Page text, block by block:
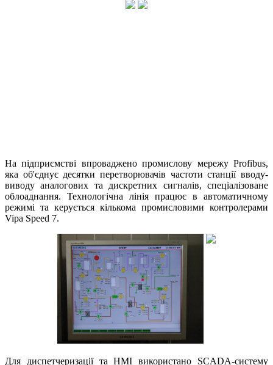
На підприємстві впроваджено промислову мережу Profibus,
яка об'єднує десятки перетворювачів частоти станції вводу-
виводу аналогових та дискретних сигналів, спеціалізоване
облоаднання. Технологічна лінія працює в автоматичному
режимі та керується кількома промисловими контролерами
Vipa Speed 7.
Для диспетчеризації та НМІ використано SCADA-систему